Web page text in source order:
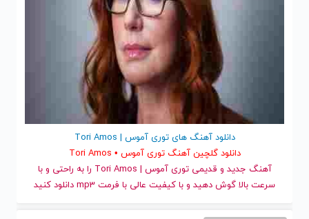
دانلود آهنگ های توری آموس | Tori Amos
دانلود گلچین آهنگ توری آموس • Tori Amos
آهنگ جدید
و قدیمی توری آموس | Tori Amos را به راحتی و با
سرعت بالا گوش دهید و با کیفیت عالی با فرمت mp3 دانلود کنید